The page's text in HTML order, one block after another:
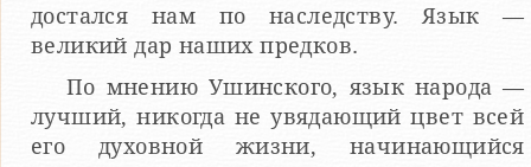
достался нам по наследству. Язык —
великий дар наших предков.
По мнению Ушинского, язык народа —
лучший, никогда не увядающий цвет всей
его духовной жизни, начинающийся